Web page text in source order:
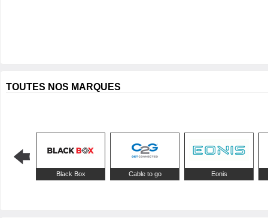
TOUTES NOS MARQUES
Black Box Cable to go Eonis